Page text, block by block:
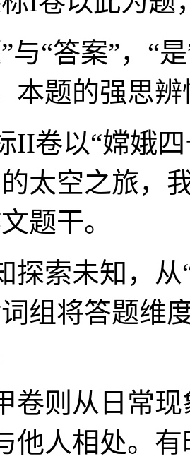
答案”，“是
本题的强思
以“嫦娥四
太空之旅，
题干。
索未知，从“
组将答题维
则从日常现
他人相处。